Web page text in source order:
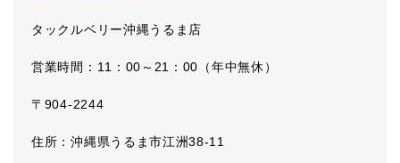
タックルベリー沖縄うるま店
営業時間：11：00～21：00（年中無休）
〒904-2244
住所：沖縄県うるま市江洲38-11